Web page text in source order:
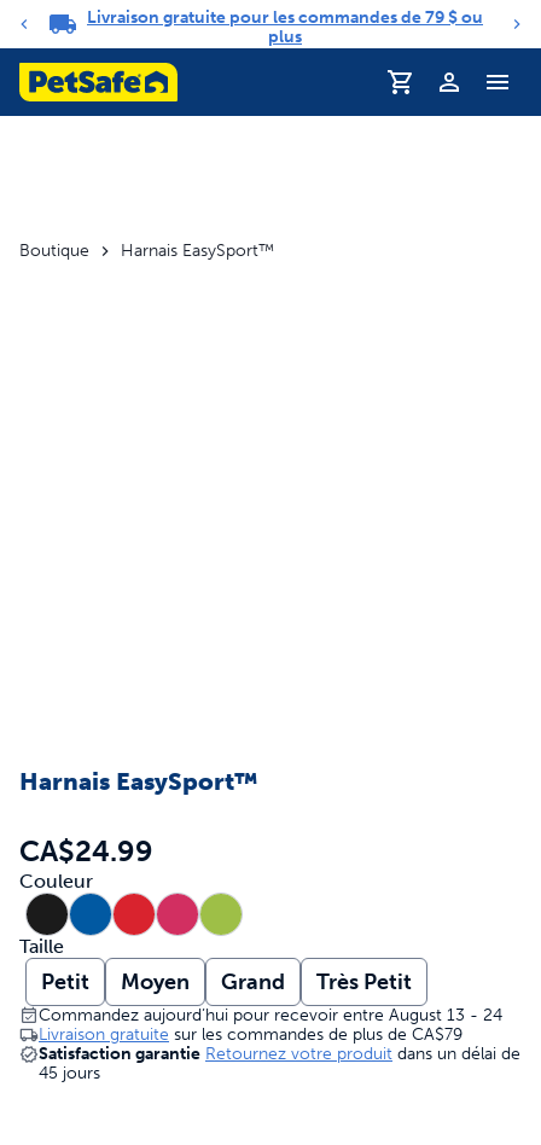
Carrousel de notifications
Livraison gratuite pour les commandes de 79 $ ou
plus
Profil
Boutique Harnais EasySport™
Harnais EasySport™
CA$24.99
Couleur
Taille
Petit Moyen Grand Très Petit
Commandez aujourd’hui pour recevoir entre August 13 - 24
Livraison gratuite sur les commandes de plus de CA$79
Satisfaction garantie Retournez votre produit dans un délai de
45 jours